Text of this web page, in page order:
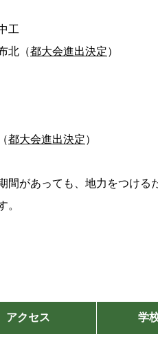
工
（都大会進出決定）
都大会進出決定）
間があっても、地力をつける
。
アクセス 学